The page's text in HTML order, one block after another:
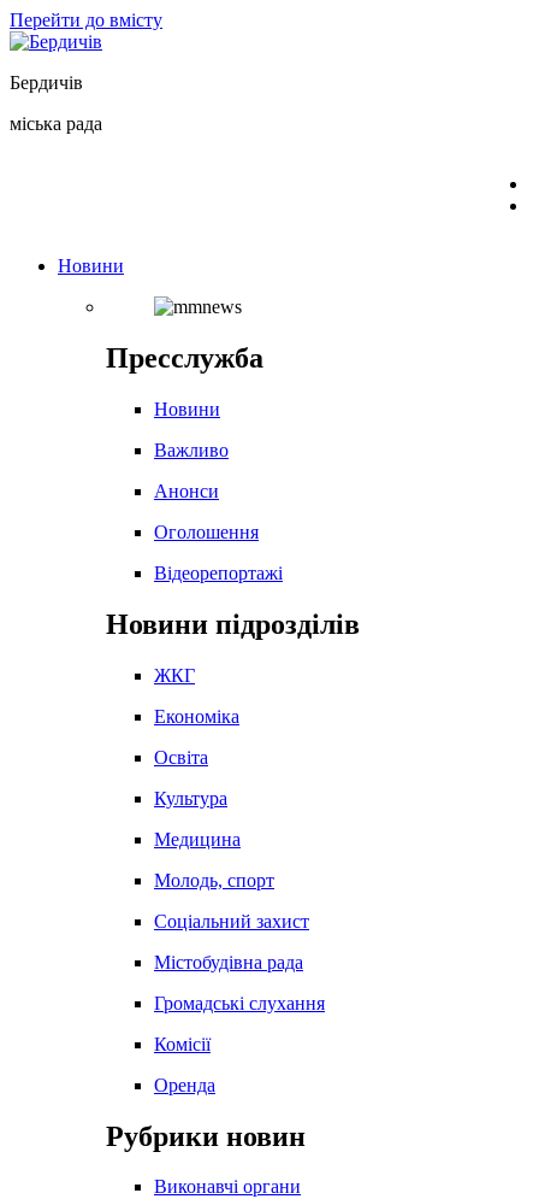
Перейти до вмісту
Бердичів
міська рада
Новини
Пресслужба
Новини
Важливо
Анонси
Оголошення
Відеорепортажі
Новини підрозділів
ЖКГ
Економіка
Освіта
Культура
Медицина
Молодь, спорт
Соціальний захист
Містобудівна рада
Громадські слухання
Комісії
Оренда
Рубрики новин
Виконавчі органи